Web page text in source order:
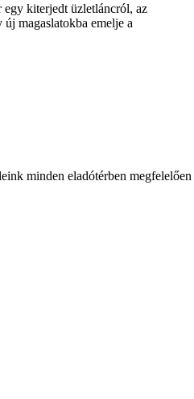
kiterjedt üzletláncról, az
magaslatokba emelje a
minden eladótérben megfelelően